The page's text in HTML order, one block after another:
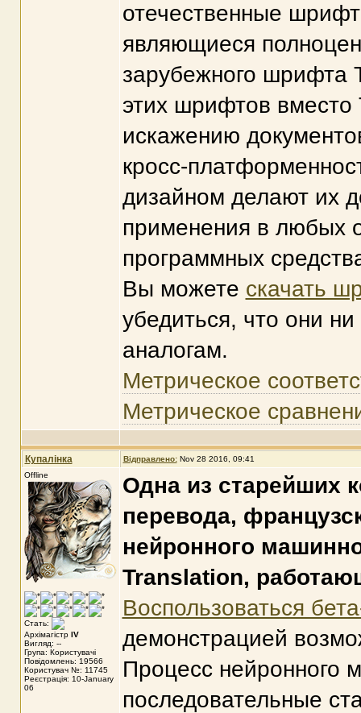
отечественные
являющиеся
зарубежного шрифта
этих шрифтов вместо
искажению
кросс-
дизайном делают их
применения в любых
программных
Вы можете скачать
убедиться, что они
аналогам.
Метрическое
Метрическое
Купалінка Відправлено: Nov 28 2016, 09:41
Offline
Стать:
Архімагістр IV
Вигляд: --
Група: Користувачі
Повідомлень: 19566
Користувач №: 11745
Реєстрація: 10-January
06
Одна из старейших
перевода,
нейронного
Translation,
Воспользоваться
демонстрацией
Процесс нейронного
последовательные